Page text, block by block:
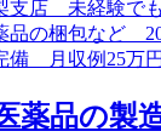
薬品の製